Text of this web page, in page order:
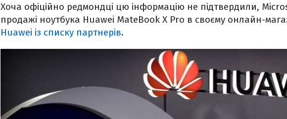
Хоча офіційно редмондці цю інформацію не підтвердили,
продажі ноутбука Huawei MateBook X Pro в своєму онлайн-
Huawei із списку партнерів.